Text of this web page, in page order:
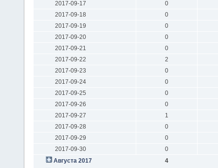
2017-09-17
0
2017-09-18
0
2017-09-19
0
2017-09-20
0
2017-09-21
0
2017-09-22
2
2017-09-23
0
2017-09-24
0
2017-09-25
0
2017-09-26
0
2017-09-27
1
2017-09-28
0
2017-09-29
0
2017-09-30
0
Августа 2017
4